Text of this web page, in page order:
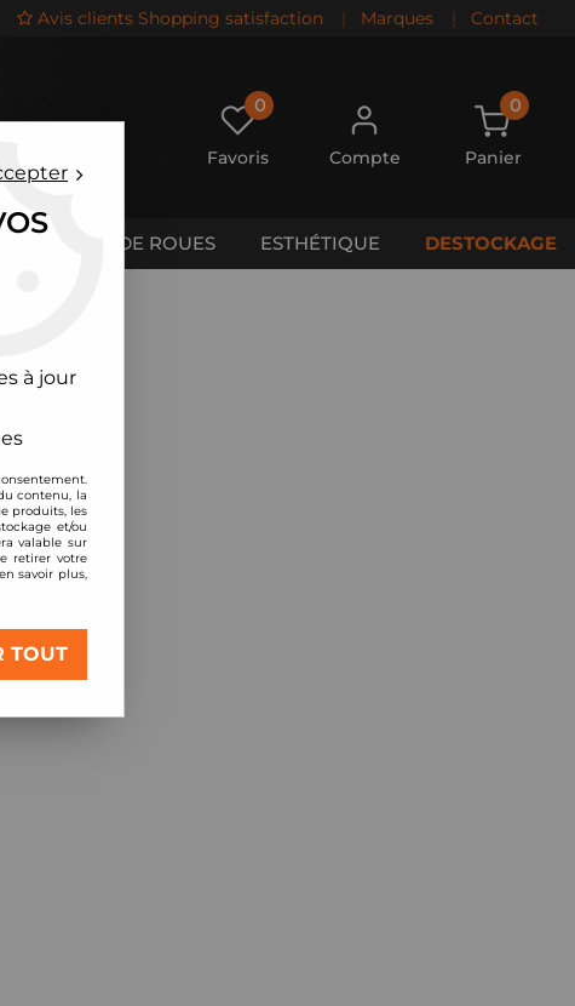
Avis clients Shopping satisfaction | Marques | Contact
0
Favoris Compte
0
Panier
CALES DE ROUES ESTHÉTIQUE DESTOCKAGE
trouvée
à jour
contenu, la
produits, les
et/ou
valable sur
retirer votre
savoir plus,
TOUT